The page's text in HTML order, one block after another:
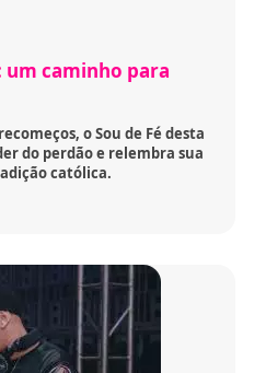
um caminho para
o Sou de Fé desta
do perdão e relembra sua
católica.